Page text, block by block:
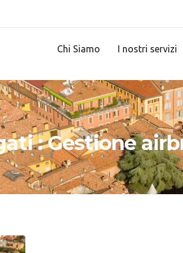
Chi Siamo I nostri servizi
: Gestione